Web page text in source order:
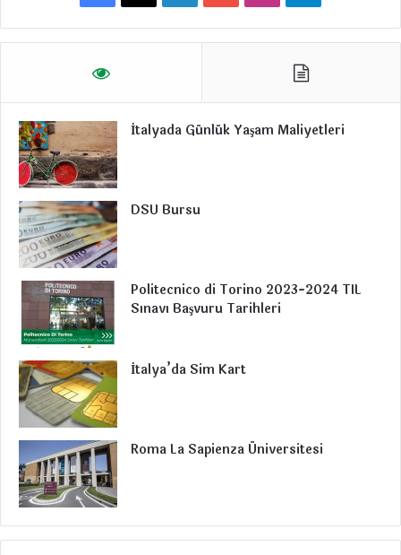
a
b
o
o
k
i
e
I
o
u
n
a
e
g
İtalyada Günlük Yaşam Maliyetleri
DSU Bursu
Politecnico di Torino 2023-2024 TIL
Sınavı Başvuru Tarihleri
İtalya’da Sim Kart
Roma La Sapienza Üniversitesi